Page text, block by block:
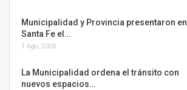
Municipalidad y Provincia presentaron en
Santa Fe el…
1 Ago, 2026
La Municipalidad ordena el tránsito con
nuevos espacios…